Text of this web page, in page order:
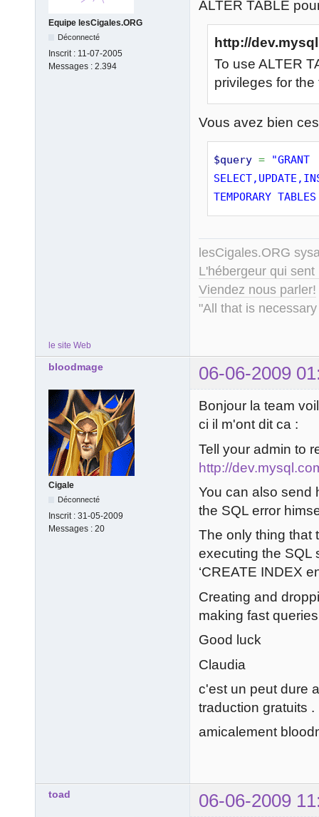
Equipe lesCigales.ORG
Déconnecté
Inscrit : 11-07-2005
Messages : 2.394
ALTER TABLE
http://
To use ALTER
privileges for the
Vous avez bien
$query =
"GRANT
TEMPORARY
lesCigales.ORG
L'hébergeur qui
Viendez nous parler!
"All that is
le site Web
bloodmage 06-06-2009
Cigale
Déconnecté
Inscrit : 31-05-2009
Messages : 20
Bonjour la team
ci il m'ont dit ca :
Tell your admin to
http://
You can also send
the SQL error
The only thing that
executing the SQL
‘CREATE INDEX
Creating and
making fast
Good luck
Claudia
c'est un peut dure
traduction gratuits .
amicalement
toad 06-06-2009